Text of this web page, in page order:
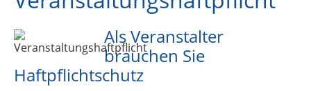
Als Veranstalter
brauchen Sie
Haftpflichtschutz